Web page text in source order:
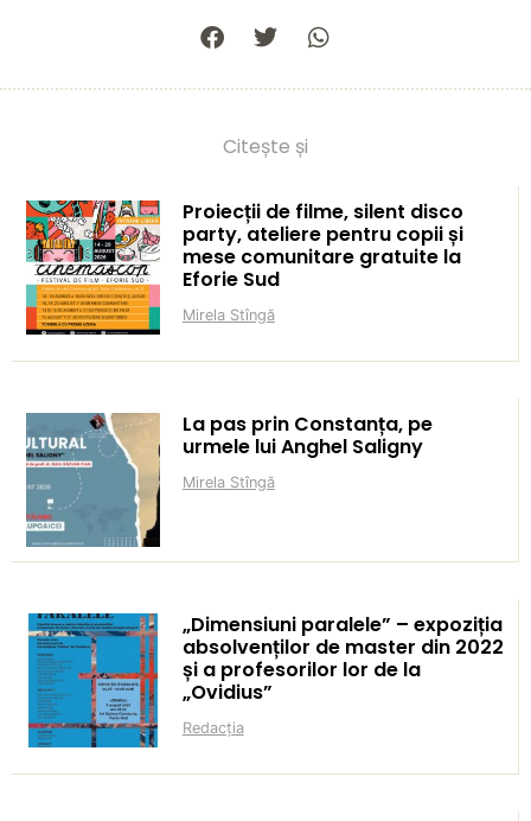
Citește și
Proiecții de filme, silent disco
party, ateliere pentru copii și
mese comunitare gratuite la
Eforie Sud
Mirela Stîngă
La pas prin Constanța, pe
urmele lui Anghel Saligny
Mirela Stîngă
„Dimensiuni paralele” – expoziția
absolvenților de master din 2022
și a profesorilor lor de la
„Ovidius”
Redacția